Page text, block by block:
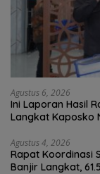
Agustus 6, 2026
Ini Laporan Hasil
Langkat Kaposko
Agustus 4, 2026
Rapat Koordinasi
Banjir Langkat,